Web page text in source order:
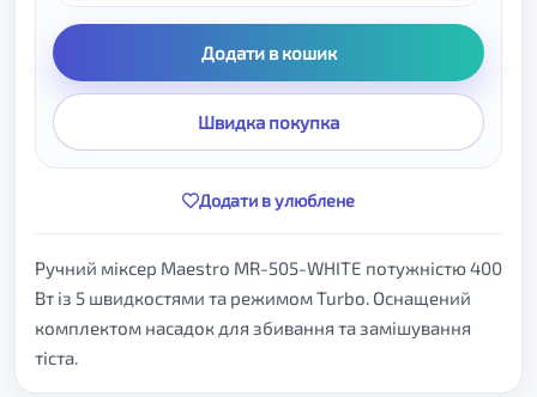
Додати в кошик
Швидка покупка
Додати в улюблене
Ручний міксер Maestro MR-505-WHITE потужністю 400
Вт із 5 швидкостями та режимом Turbo. Оснащений
комплектом насадок для збивання та замішування
тіста.